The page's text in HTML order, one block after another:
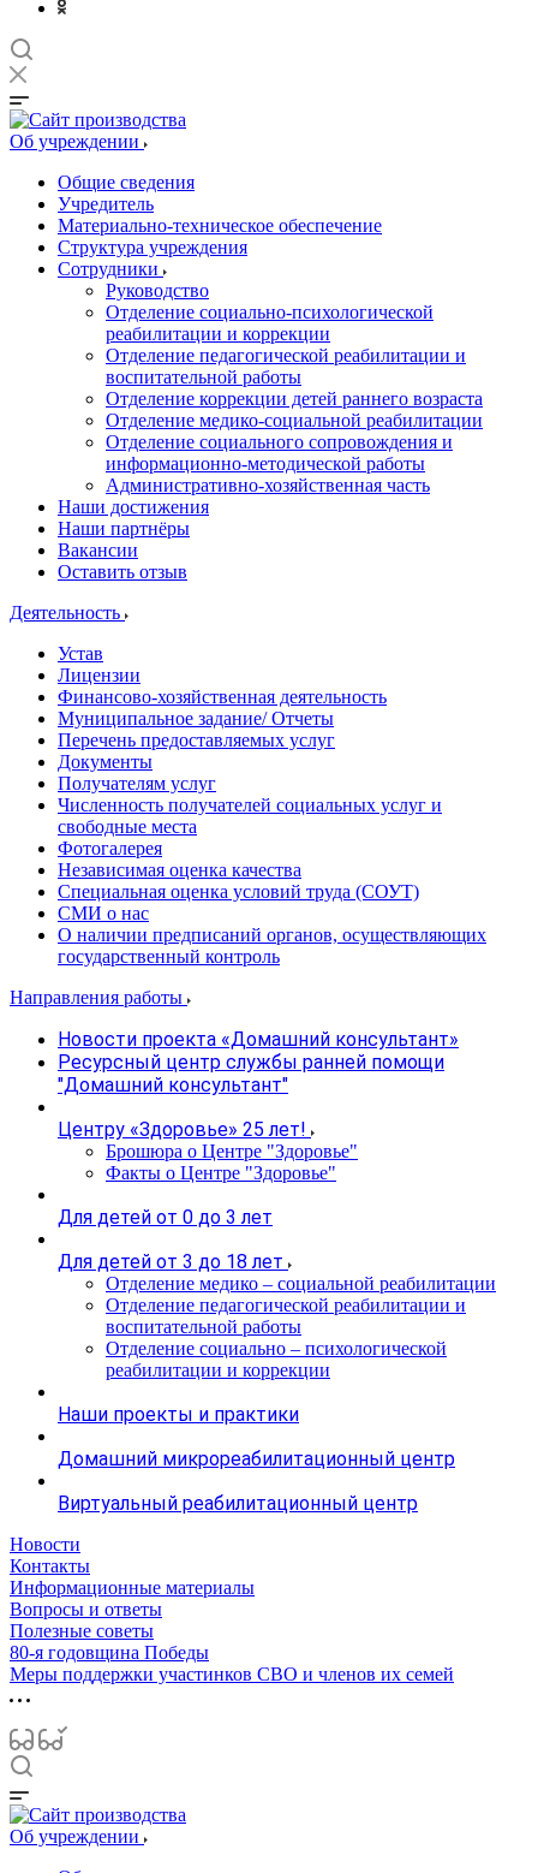
Об учреждении
Общие сведения
Учредитель
Материально-техническое обеспечение
Структура учреждения
Сотрудники
Руководство
Отделение социально-психологической
реабилитации и коррекции
Отделение педагогической реабилитации и
воспитательной работы
Отделение коррекции детей раннего возраста
Отделение медико-социальной реабилитации
Отделение социального сопровождения и
информационно-методической работы
Административно-хозяйственная часть
Наши достижения
Наши партнёры
Вакансии
Оставить отзыв
Деятельность
Устав
Лицензии
Финансово-хозяйственная деятельность
Муниципальное задание/ Отчеты
Перечень предоставляемых услуг
Документы
Получателям услуг
Численность получателей социальных услуг и
свободные места
Фотогалерея
Независимая оценка качества
Специальная оценка условий труда (СОУТ)
СМИ о нас
О наличии предписаний органов, осуществляющих
государственный контроль
Направления работы
Новости проекта «Домашний консультант»
Ресурсный центр службы ранней помощи
"Домашний консультант"
Центру «Здоровье» 25 лет!
Брошюра о Центре "Здоровье"
Факты о Центре "Здоровье"
Для детей от 0 до 3 лет
Для детей от 3 до 18 лет
Отделение медико – социальной реабилитации
Отделение педагогической реабилитации и
воспитательной работы
Отделение социально – психологической
реабилитации и коррекции
Наши проекты и практики
Домашний микрореабилитационный центр
Виртуальный реабилитационный центр
Новости
Контакты
Информационные материалы
Вопросы и ответы
Полезные советы
80-я годовщина Победы
Меры поддержки участинков СВО и членов их семей
Об учреждении